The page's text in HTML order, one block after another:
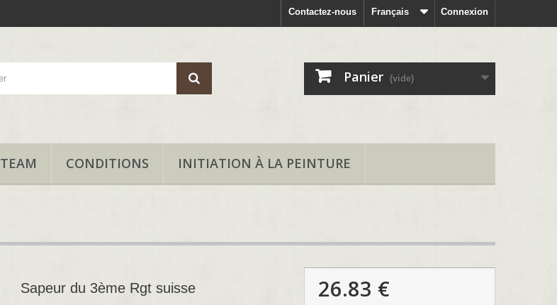
Connexion
Français
Contactez-nous
Panier (vide)
TEAM CONDITIONS INITIATION À LA PEINTURE
Sapeur du 3ème Rgt suisse 26.83 €